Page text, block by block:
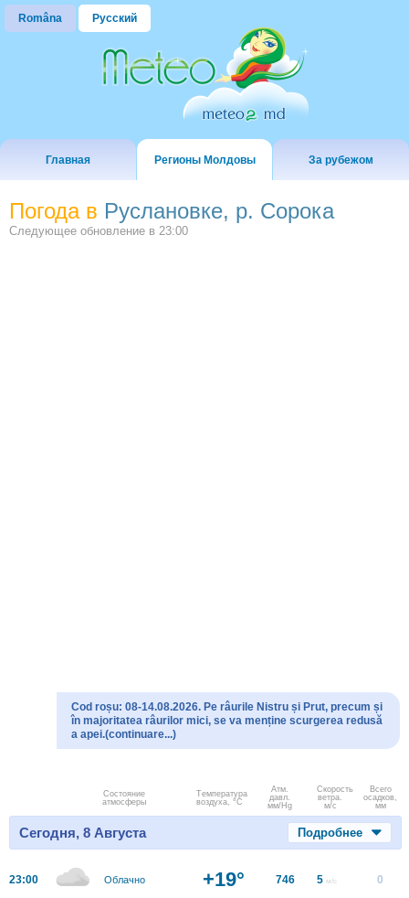
Româna Русский
Главная Регионы Молдовы За рубежом
Погода в Руслановке, р. Сорока
Следующее обновление в 23:00
Cod roșu: 08-14.08.2026. Pe râurile Nistru și Prut, precum și
în majoritatea râurilor mici, se va menține scurgerea redusă
a apei.(continuare...)
Состояние
атмосферы
Температура
воздуха, °C
Атм.
давл.
мм/Hg
Скорость
ветра.
м/с
Всего
осадков,
мм
Сегодня, 8 Августа Подробнее
23:00 Облачно +19° 746 5 м/с 0